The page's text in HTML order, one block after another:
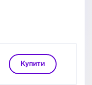
Купити